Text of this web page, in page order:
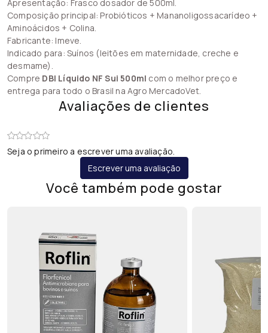
Apresentação: Frasco dosador de 500ml.
Composição principal: Probióticos + Mananoligossacarídeo +
Aminoácidos + Colina.
Fabricante: Imeve.
Indicado para: Suínos (leitões em maternidade, creche e
desmame).
Compre DBI Líquido NF Sui 500ml com o melhor preço e
entrega para todo o Brasil na Agro MercadoVet.
Avaliações de clientes
Seja o primeiro a escrever uma avaliação.
Escrever uma avaliação
Você também pode gostar